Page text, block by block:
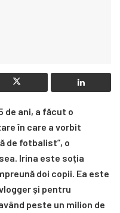
de ani, a făcut o
în care a vorbit
de fotbalist”, o
Irina este soția
doi copii. Ea este
și pentru
peste un milion de